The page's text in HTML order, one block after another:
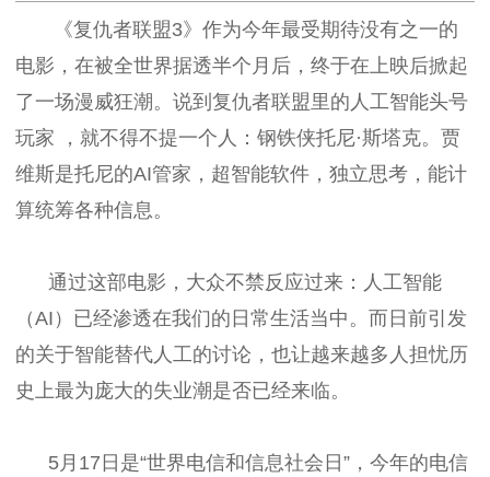
《复仇者联盟3》作为今年最受期待没有之一的
电影，在被全世界据透半个月后，终于在上映后掀起
了一场漫威狂潮。说到复仇者联盟里的人工智能头号
玩家 ，就不得不提一个人：钢铁侠托尼·斯塔克。贾
维斯是托尼的AI管家，超智能软件，独立思考，能计
算统筹各种信息。
通过这部电影，大众不禁反应过来：人工智能
（AI）已经渗透在我们的日常生活当中。而日前引发
的关于智能替代人工的讨论，也让越来越多人担忧历
史上最为庞大的失业潮是否已经来临。
5月17日是“世界电信和信息社会日”，今年的电信